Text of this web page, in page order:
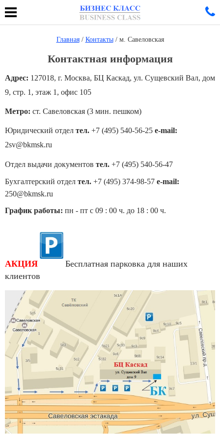
Главная/ Контакты/ м. Савеловская
Контактная информация
Адрес: 127018, г. Москва, БЦ Каскад, ул. Сущевский Вал, дом
9, стр. 1, этаж 1, офис 105
Метро: ст. Савеловская (3 мин. пешком)
Юридический отдел тел. +7 (495) 540-56-25 e-mail:
2sv@bkmsk.ru
Отдел выдачи документов тел. +7 (495) 540-56-47
Бухгалтерский отдел тел. +7 (495) 374-98-57 e-mail:
250@bkmsk.ru
График работы: пн - пт с 09 : 00 ч. до 18 : 00 ч.
АКЦИЯ
Бесплатная парковка для наших
клиентов